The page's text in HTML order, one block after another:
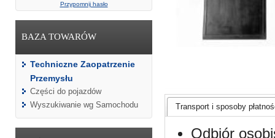
Przypomnij hasło
BAZA TOWARÓW
Techniczne Zaopatrzenie
Przemysłu
Części do pojazdów
Wyszukiwanie wg Samochodu
Transport i sposoby
Odbiór